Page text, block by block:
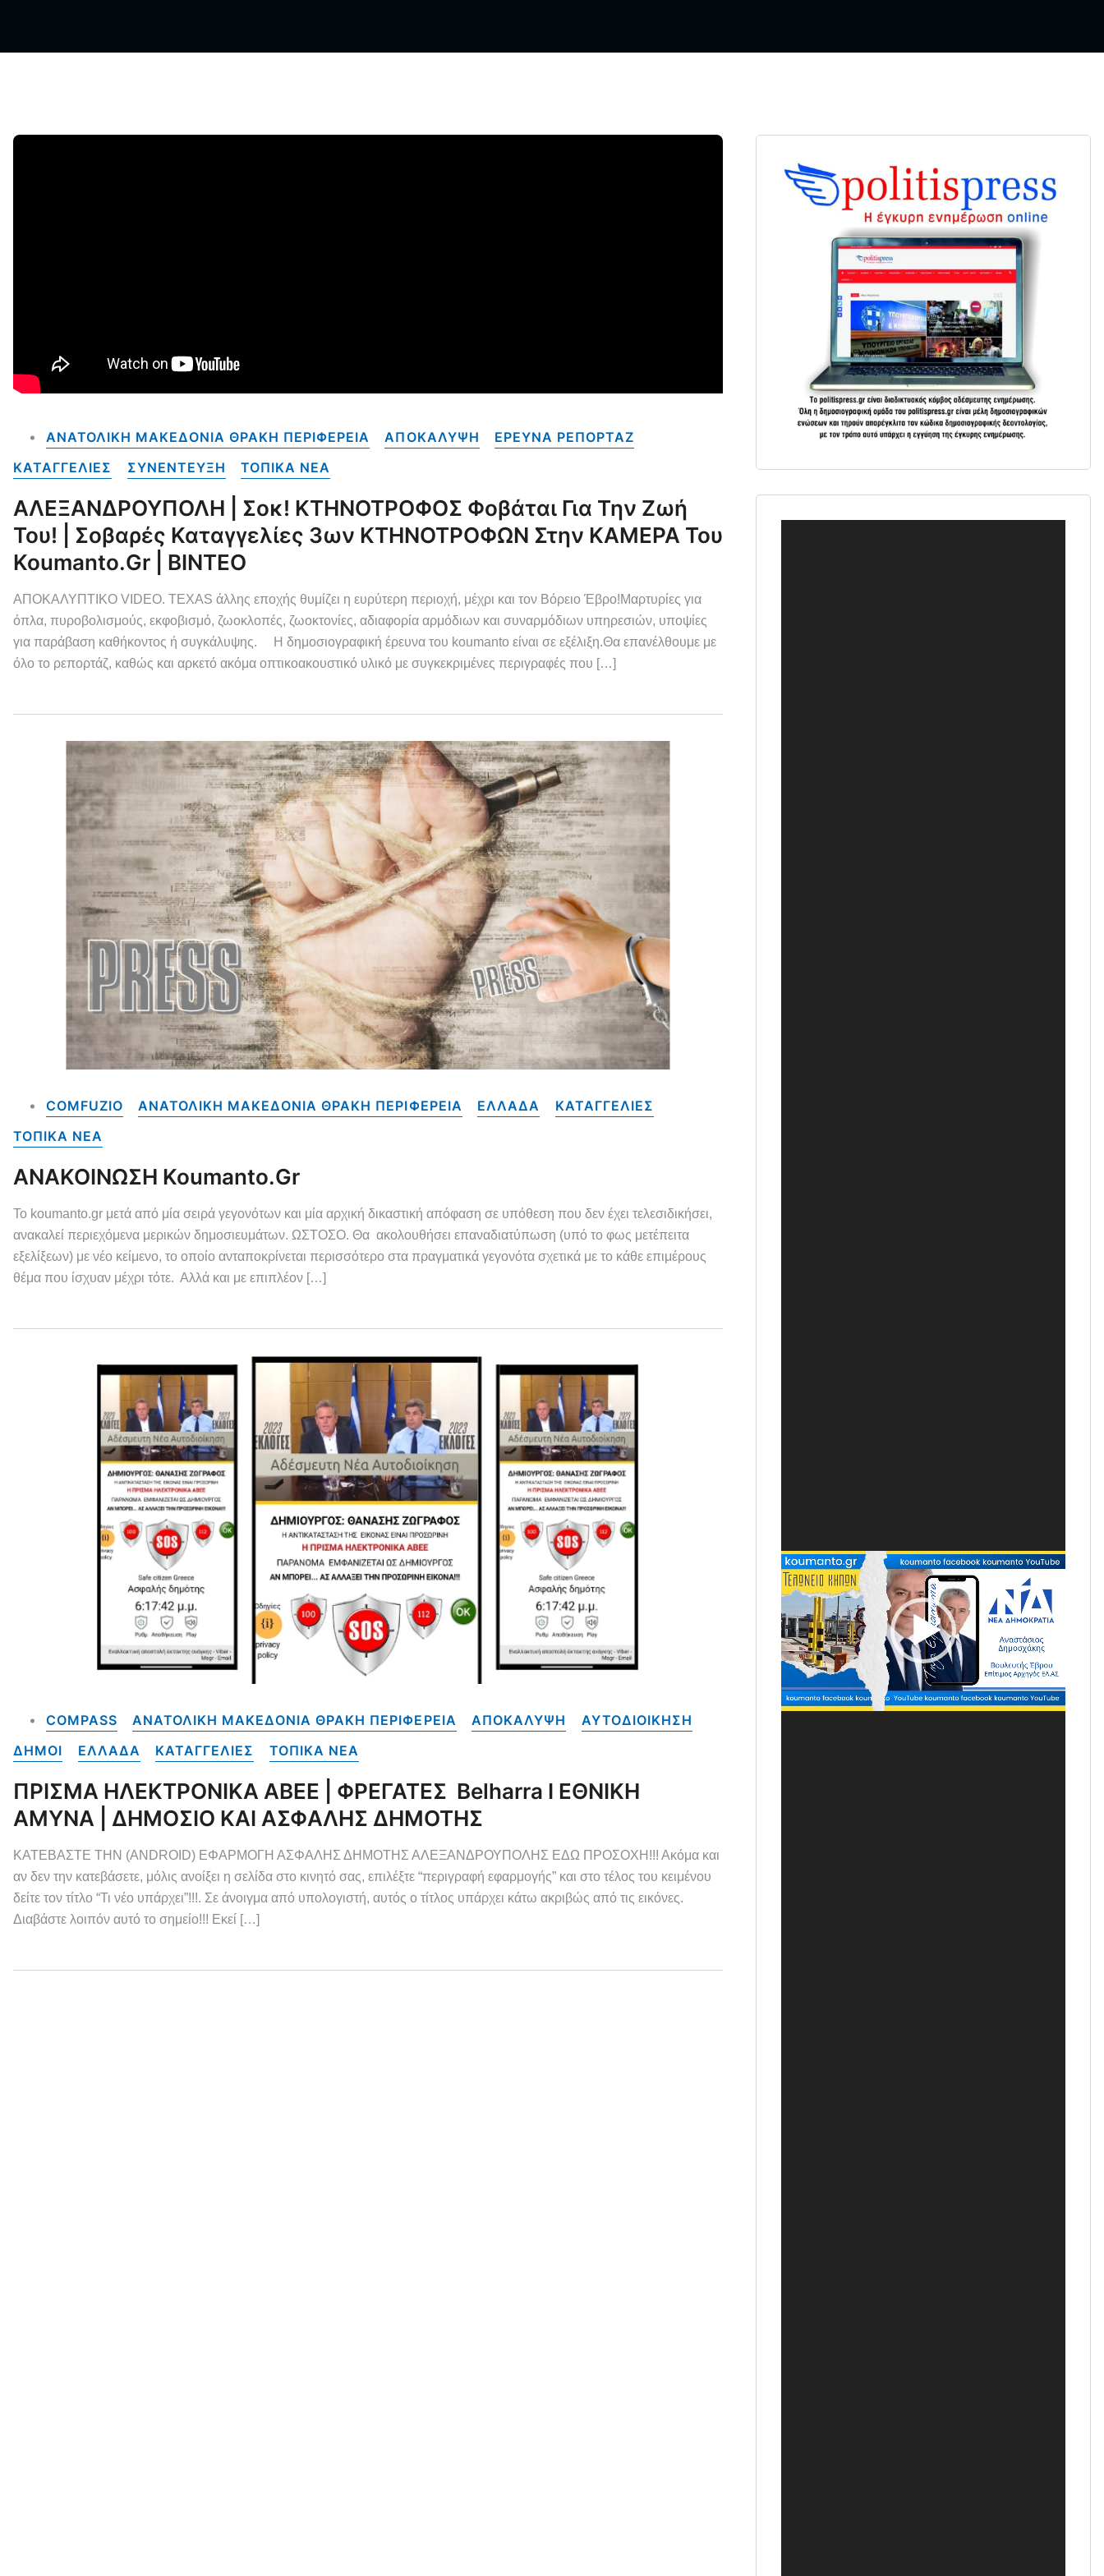
ΑΝΑΤΟΛΙΚΗ ΜΑΚΕΔΟΝΙΑ ΘΡΑΚΗ ΠΕΡΙΦΕΡΕΙΑ ΑΠΟΚΑΛΥΨΗ
ΕΡΕΥΝΑ ΡΕΠΟΡΤΑΖ
ΚΑΤΑΓΓΕΛΙΕΣ
ΣΥΝΕΝΤΕΥΞΗ ΤΟΠΙΚΑ NEA
ΑΛΕΞΑΝΔΡΟΥΠΟΛΗ | Σοκ! ΚΤΗΝΟΤΡΟΦΟΣ Φοβάται Για Την Ζωή
Του! | Σοβαρές Καταγγελίες 3ων ΚΤΗΝΟΤΡΟΦΩΝ Στην ΚΑΜΕΡΑ Του
Koumanto.gr | ΒΙΝΤΕΟ
ΑΠΟΚΑΛΥΠΤΙΚΟ VIDEO. TEXAS άλλης εποχής θυμίζει η ευρύτερη περιοχή, μέχρι και τον Βόρειο Έβρο!Μαρτυρίες για
όπλα, πυροβολισμούς, εκφοβισμό, ζωοκλοπές, ζωοκτονίες, αδιαφορία αρμόδιων και συναρμόδιων υπηρεσιών, υποψίες
για παράβαση καθήκοντος ή συγκάλυψης. Η δημοσιογραφική έρευνα του koumanto είναι σε εξέλιξη.Θα επανέλθουμε με
όλο το ρεπορτάζ, καθώς και αρκετό ακόμα οπτικοακουστικό υλικό με συγκεκριμένες περιγραφές που […]
COMFUZIO ΑΝΑΤΟΛΙΚΗ ΜΑΚΕΔΟΝΙΑ ΘΡΑΚΗ ΠΕΡΙΦΕΡΕΙΑ ΕΛΛΑΔΑ
ΚΑΤΑΓΓΕΛΙΕΣ
ΤΟΠΙΚΑ NEA
ΑΝΑΚΟΙΝΩΣΗ Koumanto.gr
Το koumanto.gr μετά από μία σειρά γεγονότων και μία αρχική δικαστική απόφαση σε υπόθεση που δεν έχει τελεσιδικήσει,
ανακαλεί περιεχόμενα μερικών δημοσιευμάτων. ΩΣΤΟΣΟ. Θα ακολουθήσει επαναδιατύπωση (υπό το φως μετέπειτα
εξελίξεων) με νέο κείμενο, το οποίο ανταποκρίνεται περισσότερο στα πραγματικά γεγονότα σχετικά με το κάθε επιμέρους
θέμα που ίσχυαν μέχρι τότε. Αλλά και με επιπλέον […]
COMPASS ΑΝΑΤΟΛΙΚΗ ΜΑΚΕΔΟΝΙΑ ΘΡΑΚΗ ΠΕΡΙΦΕΡΕΙΑ ΑΠΟΚΑΛΥΨΗ
ΑΥΤΟΔΙΟΙΚΗΣΗ
ΔΗΜΟΙ
ΕΛΛΑΔΑ ΚΑΤΑΓΓΕΛΙΕΣ ΤΟΠΙΚΑ NEA
ΠΡΙΣΜΑ ΗΛΕΚΤΡΟΝΙΚΑ ΑΒΕΕ | ΦΡΕΓΑΤΕΣ Belharra Ι ΕΘΝΙΚΗ
ΑΜΥΝΑ | ΔΗΜΟΣΙΟ ΚΑΙ ΑΣΦΑΛΗΣ ΔΗΜΟΤΗΣ
ΚΑΤΕΒΑΣΤΕ ΤΗΝ (ANDROID) ΕΦΑΡΜΟΓΗ ΑΣΦΑΛΗΣ ΔΗΜΟΤΗΣ ΑΛΕΞΑΝΔΡΟΥΠΟΛΗΣ ΕΔΩ ΠΡΟΣΟΧΗ!!! Ακόμα και
αν δεν την κατεβάσετε, μόλις ανοίξει η σελίδα στο κινητό σας, επιλέξτε “περιγραφή εφαρμογής” και στο τέλος του κειμένου
δείτε τον τίτλο “Τι νέο υπάρχει”!!!. Σε άνοιγμα από υπολογιστή, αυτός ο τίτλος υπάρχει κάτω ακριβώς από τις εικόνες.
Διαβάστε λοιπόν αυτό το σημείο!!! Εκεί […]